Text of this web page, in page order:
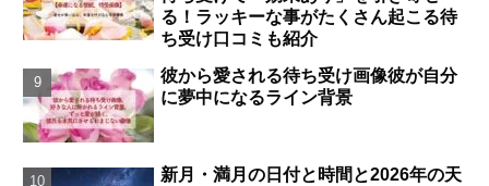
る！ラッキーな事がたくさん起こる待
ち受け口コミも紹介
彼から愛される待ち受け画像彼が自分
に夢中になるライン背景
新月・満月の日付と時間と2026年の天